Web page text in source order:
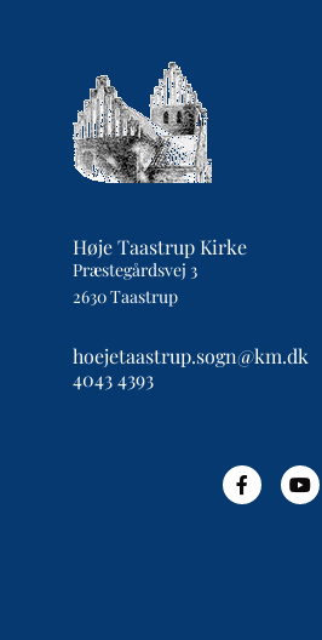
Høje Taastrup Kirke
Præstegårdsvej 3
2630 Taastrup
hoejetaastrup.sogn@km.dk
4043 4393